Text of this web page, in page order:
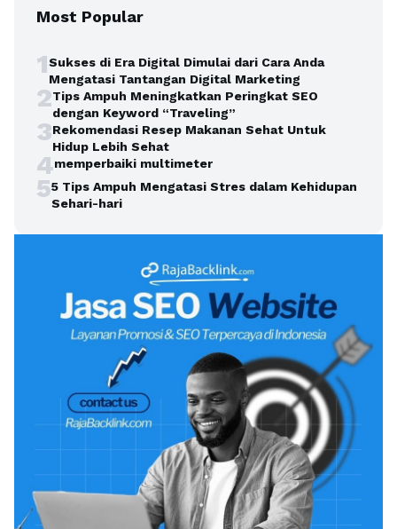
Most Popular
1Sukses di Era Digital Dimulai dari Cara Anda
Mengatasi Tantangan Digital Marketing
2Tips Ampuh Meningkatkan Peringkat SEO
dengan Keyword “Traveling”
3Rekomendasi Resep Makanan Sehat Untuk
Hidup Lebih Sehat
4memperbaiki multimeter
55 Tips Ampuh Mengatasi Stres dalam Kehidupan
Sehari-hari